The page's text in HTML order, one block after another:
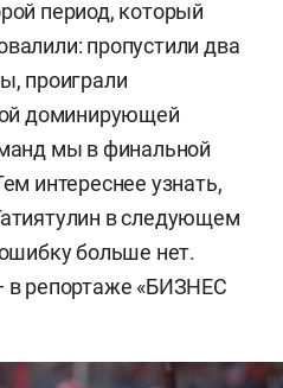
период, который
пропустили два
проиграли
доминирующей
мы в финальной
интереснее узнать,
в следующем
больше нет.
в репортаже «БИЗНЕС